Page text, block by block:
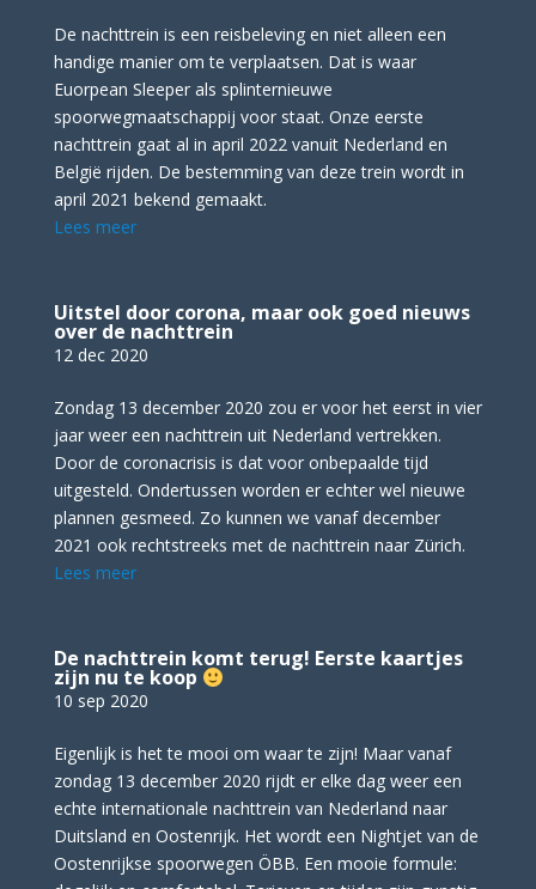
De nachttrein is een reisbeleving en niet alleen een
handige manier om te verplaatsen. Dat is waar
Euorpean Sleeper als splinternieuwe
spoorwegmaatschappij voor staat. Onze eerste
nachttrein gaat al in april 2022 vanuit Nederland en
België rijden. De bestemming van deze trein wordt in
april 2021 bekend gemaakt.
Lees meer
Uitstel door corona, maar ook goed nieuws
over de nachttrein
12 dec 2020
Zondag 13 december 2020 zou er voor het eerst in vier
jaar weer een nachttrein uit Nederland vertrekken.
Door de coronacrisis is dat voor onbepaalde tijd
uitgesteld. Ondertussen worden er echter wel nieuwe
plannen gesmeed. Zo kunnen we vanaf december
2021 ook rechtstreeks met de nachttrein naar Zürich.
Lees meer
De nachttrein komt terug! Eerste kaartjes
zijn nu te koop
10 sep 2020
Eigenlijk is het te mooi om waar te zijn! Maar vanaf
zondag 13 december 2020 rijdt er elke dag weer een
echte internationale nachttrein van Nederland naar
Duitsland en Oostenrijk. Het wordt een Nightjet van de
Oostenrijkse spoorwegen ÖBB. Een mooie formule: